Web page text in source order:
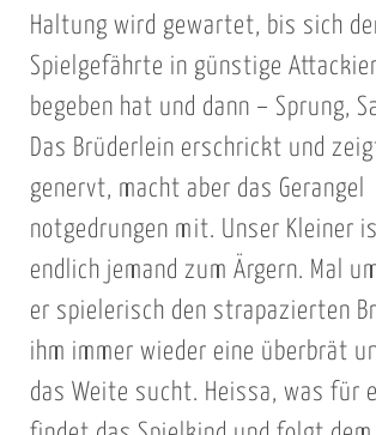
Haltung wird gewartet, bis sich
Spielgefährte in günstige
begeben hat und dann – Sprung,
Das Brüderlein erschrickt und
genervt, macht aber das Gerangel
notgedrungen mit. Unser Kleiner
endlich jemand zum Ärgern. Mal
er spielerisch den strapazierten
ihm immer wieder eine überbrät
das Weite sucht. Heissa, was für